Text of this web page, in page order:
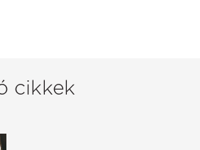
cikkek